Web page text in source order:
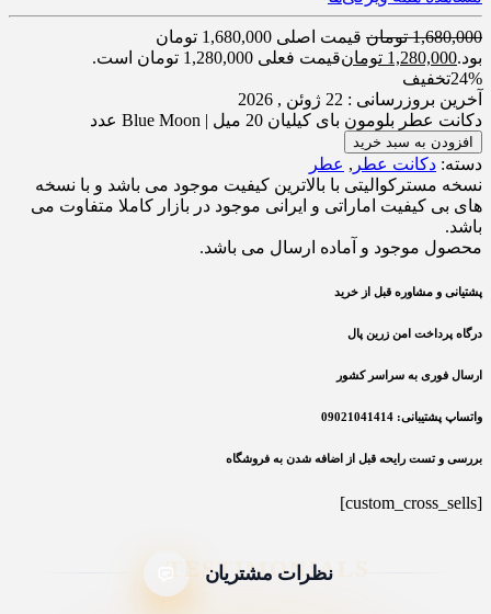
1,680,000 تومان
قیمت اصلی 1,680,000 تومان
بود.1,280,000 تومانقیمت فعلی 1,280,000 تومان است.
24%تخفیف
آخرین بروزرسانی : 22 ژوئن , 2026
دکانت عطر بلومون بای کیلیان 20 میل | Blue Moon عدد
افزودن به سبد خرید
دسته: دکانت عطر , عطر
نسخه مسترکوالیتی با بالاترین کیفیت موجود می باشد و با نسخه
های بی کیفیت اماراتی و ایرانی موجود در بازار کاملا متفاوت می
باشد.
محصول موجود و آماده ارسال می باشد.
پشتیانی و مشاوره قبل از خرید
درگاه پرداخت امن زرین پال
ارسال فوری به سراسر کشور
واتساپ پشتیبانی: 09021041414
بررسی و تست رایحه قبل از اضافه شدن به فروشگاه
[custom_cross_sells]
نظرات مشتریان